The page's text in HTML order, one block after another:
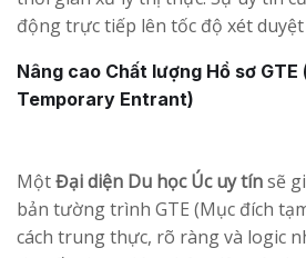
động trực tiếp lên tốc độ xét duyệt
Nâng cao Chất lượng Hồ sơ GTE
Temporary Entrant)
MộtĐại diện Du học Úc uy tínsẽ
bản tường trình GTE (Mục đích
cách trung thực, rõ ràng và logic